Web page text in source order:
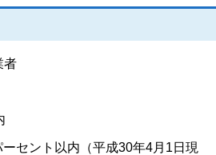
者
セント以内（平成30年4月1日現